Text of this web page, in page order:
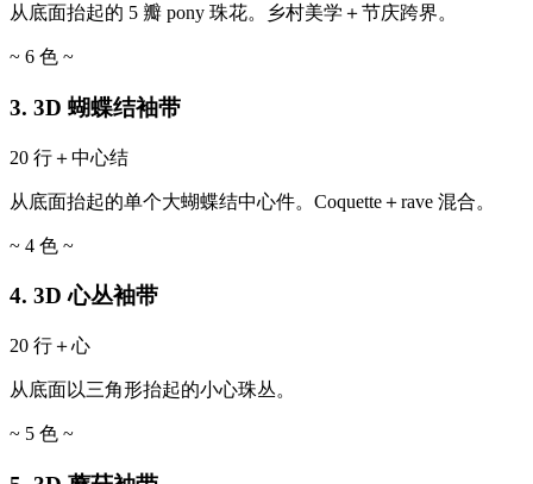
从底面抬起的 5 瓣 pony 珠花。乡村美学＋节庆跨界。
~ 6 色 ~
3. 3D 蝴蝶结袖带
20 行＋中心结
从底面抬起的单个大蝴蝶结中心件。Coquette＋rave 混合。
~ 4 色 ~
4. 3D 心丛袖带
20 行＋心
从底面以三角形抬起的小心珠丛。
~ 5 色 ~